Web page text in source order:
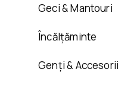
Geci & Mantouri
Încălțăminte
Genți & Accesorii